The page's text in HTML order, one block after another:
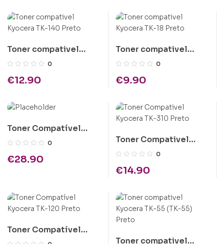
Toner compativel
Kyocera TK-140 Preto
0
€12.90
Toner compativel
Kyocera TK-18 Preto
0
€9.90
Toner Compatível
Epson C1100 Amarelo
0
€28.90
Toner Compativel
Kyocera TK-310 Preto
0
€14.90
Toner Compatível
Kyocera TK-120 Preto
Toner compativel